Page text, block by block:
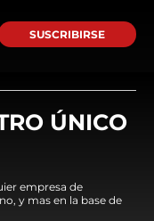
SUSCRIBIRSE
ÚNICO
empresa de
y mas en la base de